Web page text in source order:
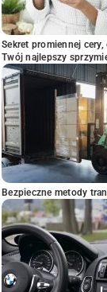
Sekret promiennej
Twój najlepszy
Bezpieczne metody